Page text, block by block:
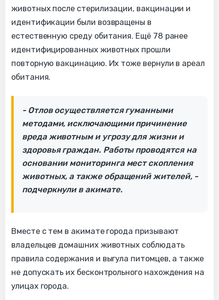
животных после стерилизации, вакцинации и
идентификации были возвращены в
естественную среду обитания. Ещё 78 ранее
идентифицированных животных прошли
повторную вакцинацию. Их тоже вернули в ареал
обитания.
- Отлов осуществляется гуманными
методами, исключающими причинение
вреда животным и угрозу для жизни и
здоровья граждан. Работы проводятся на
основании мониторинга мест скопления
животных, а также обращений жителей, -
подчеркнули в акимате.
Вместе с тем в акимате города призывают
владельцев домашних животных соблюдать
правила содержания и выгула питомцев, а также
не допускать их бесконтрольного нахождения на
улицах города.